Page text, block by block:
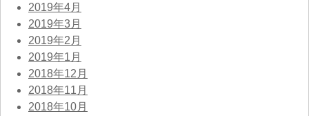
2019年4月
2019年3月
2019年2月
2019年1月
2018年12月
2018年11月
2018年10月